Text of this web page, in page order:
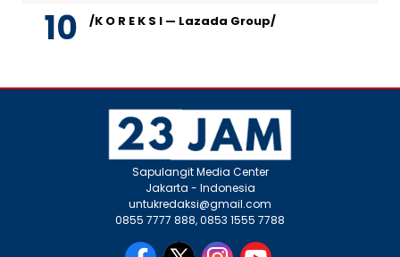
/K O R E K S I — Lazada Group/
Sapulangit Media Center
Jakarta - Indonesia
untukredaksi@gmail.com
0855 7777 888, 0853 1555 7788